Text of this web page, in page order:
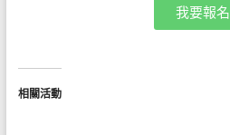
我要報名
相關活動